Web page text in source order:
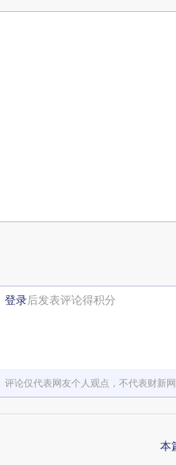
登录后发表评论得积分
评论仅代表网友个人观点，不代表财新
本